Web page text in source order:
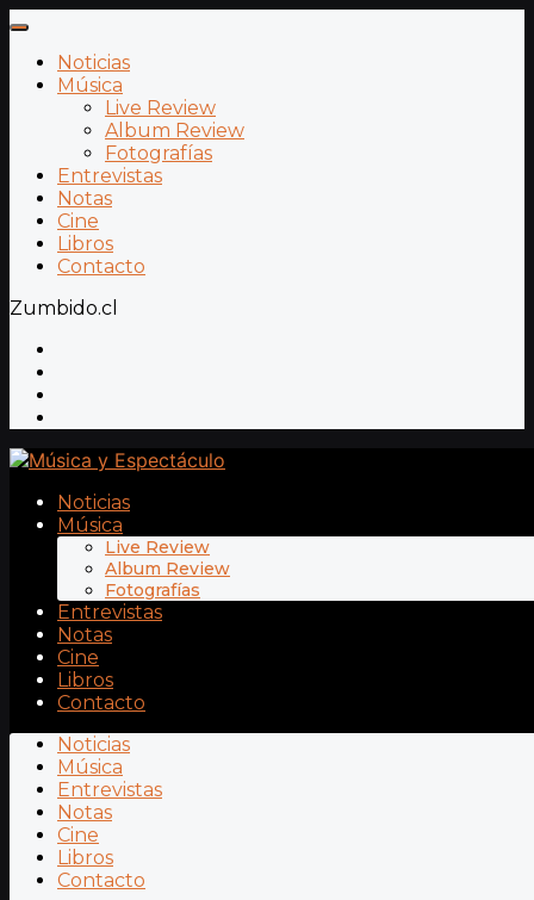
Noticias
Música
Live Review
Album Review
Fotografías
Entrevistas
Notas
Cine
Libros
Contacto
Zumbido.cl
Noticias
Música
Live Review
Album Review
Fotografías
Entrevistas
Notas
Cine
Libros
Contacto
Noticias
Música
Entrevistas
Notas
Cine
Libros
Contacto